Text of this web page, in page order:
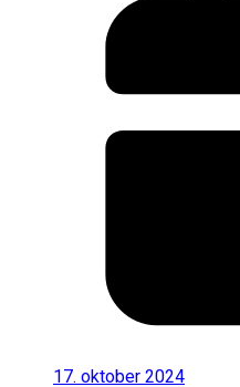
17. oktober 2024